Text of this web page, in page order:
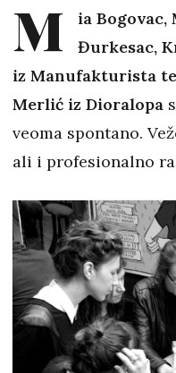
M
ia Bogovac,
Đurkesac,
iz Manufakturista
Merlić iz Dioralopa
veoma spontano.
ali i profesionalno